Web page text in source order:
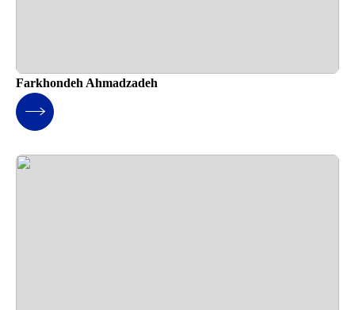
Farkhondeh Ahmadzadeh